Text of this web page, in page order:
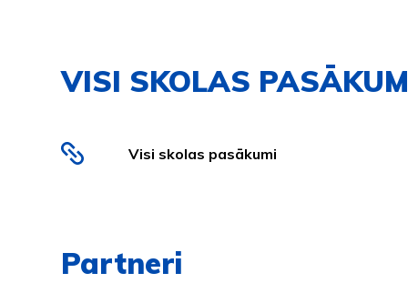
VISI SKOLAS
Visi skolas pasākumi
Partneri